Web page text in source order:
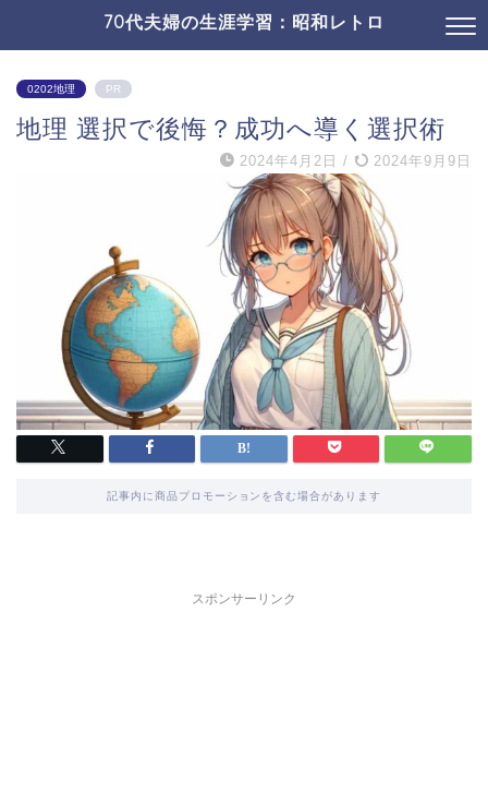
70代夫婦の生涯学習：昭和レトロ
0202地理 PR
地理 選択で後悔？成功へ導く選択術
2024年4月2日 / 2024年9月9日
記事内に商品プロモーションを含む場合があります
スポンサーリンク